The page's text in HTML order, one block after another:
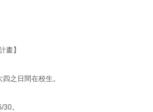
畫】
之日間在校生。
。